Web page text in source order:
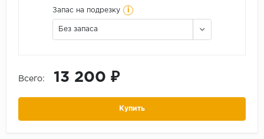
Запас на подрезку i
Без запаса
Всего: 13 200 ₽
Купить